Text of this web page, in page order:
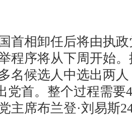
相卸任后将由执政
程序将从下周开始
名候选人中选出两
党首。整个过程需要
主席布兰登·刘易斯